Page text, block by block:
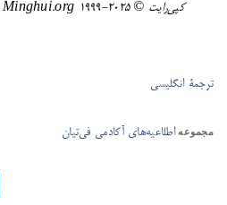
کپی‌رایت ©️ ٢٠٢٥-١٩٩٩ Minghui.org تمامی حقوق محفوظ است.
ترجمۀ انگلیسی
مجموعهاطلاعیه‌های آکادمی فی‌تیان